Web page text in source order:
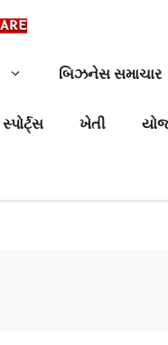
બિઝનેસ સમાચાર
સ્પોર્ટ્સ ખેતી